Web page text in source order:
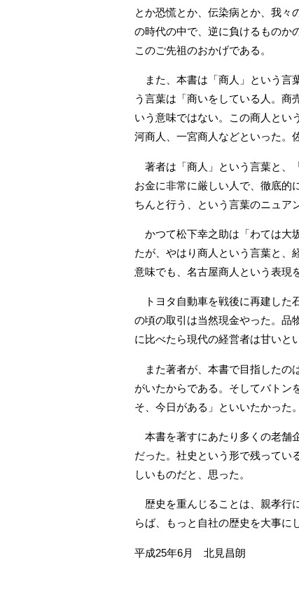
とか恐慌とか、伝染病とか、我々
の時代の中で、逆に負けるものか
このご先祖のおかげである。
また、本書は「商人」という言
う言葉は「商いをしている人。商
いう意味ではない。この商人とい
河商人、一宮商人などといった。
著者は「商人」という言葉と、
お金に非常に厳しい人で、徹底的
ちんと行う、という言葉のニュア
かつて松下幸之助は「わては大
たが、やはり商人という言葉と、
意味でも、名古屋商人という表現
トヨタ自動車を戦後に再建した
の頃の取引は当然現金やった。品
に比べたら現代の経営者は甘いと
また著者が、本書で目指したの
がいたからである。そしてバトン
そ、今日がある」といいたかった
本書を著すにあたり多くの老舗
だった。社史という形で残ってい
しいものだと、思った。
歴史を重んじることは、親孝行
らば、もっと自社の歴史を大事に
平成25年6月 北見昌朗